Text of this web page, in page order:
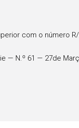
com o número
— N.º 61 — 27de